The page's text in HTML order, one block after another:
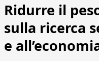
Ridurre il
sulla ricerca
e